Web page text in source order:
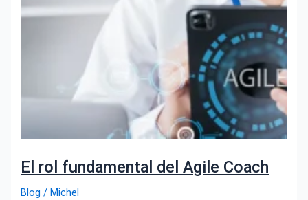
El rol fundamental del Agile Coach
Blog /Michel